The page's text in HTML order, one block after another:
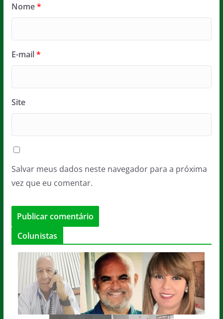
Nome*
E-mail*
Site
Salvar meus dados neste navegador para a próxima
vez que eu comentar.
Colunistas